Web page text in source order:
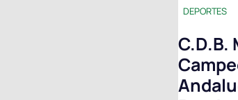
DEPORTES
C.D.B.